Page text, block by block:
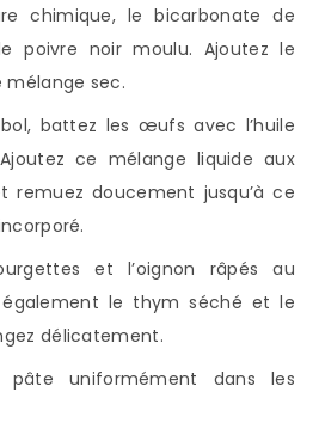
chimique, le bicarbonate de
poivre noir moulu. Ajoutez le
sec.
battez les œufs avec l’huile
ce mélange liquide aux
remuez doucement jusqu’à ce
et l’oignon râpés au
également le thym séché et le
délicatement.
pâte uniformément dans les